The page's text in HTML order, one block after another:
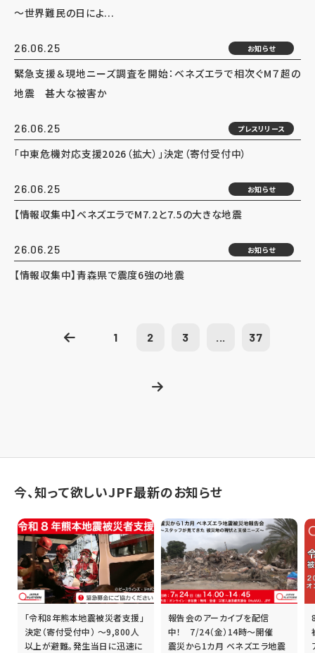
～世界難民の日によ...
26.06.25 お知らせ
緊急支援＆現地ニーズ調査を開始：ベネズエラで相次ぐM７超の
地震 甚大な被害か
26.06.25 プレスリリース
「中東危機対応支援2026（拡大）」決定（寄付受付中）
26.06.25 お知らせ
【情報収集中】ベネズエラでM7.2と7.5の大きな地震
26.06.25 お知らせ
【情報収集中】青森県で震度6強の地震
1 2 3 ... 37
今、知って欲しいJPF最新のお知らせ
「令和8年熊本地震被災者支援」
決定（寄付受付中） ～9,800人
以上が避難。発生当日に迅速に
報告会のアーカイブを配信
中！ 7/24（金）14時～開催
震災から1カ月 ベネズエラ地震